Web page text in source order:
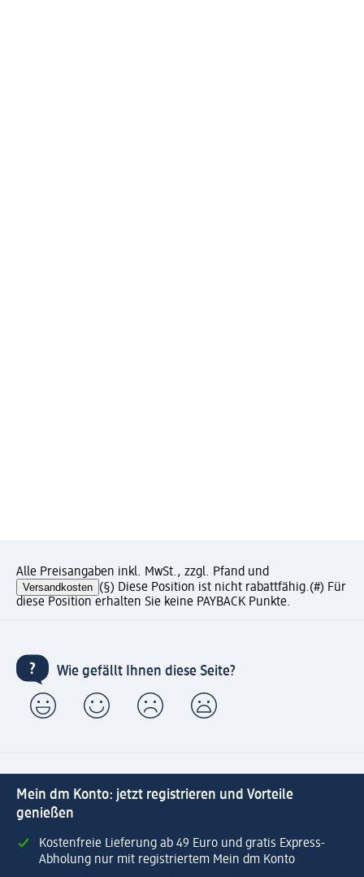
Alle Preisangaben inkl. MwSt., zzgl. Pfand und
Versandkosten (§) Diese Position ist nicht rabattfähig.(#) Für
diese Position erhalten Sie keine PAYBACK Punkte.
Wie gefällt Ihnen diese Seite?
Mein dm Konto: jetzt registrieren und Vorteile
genießen
Kostenfreie Lieferung ab 49 Euro und gratis Express-
Abholung nur mit registriertem Mein dm Konto